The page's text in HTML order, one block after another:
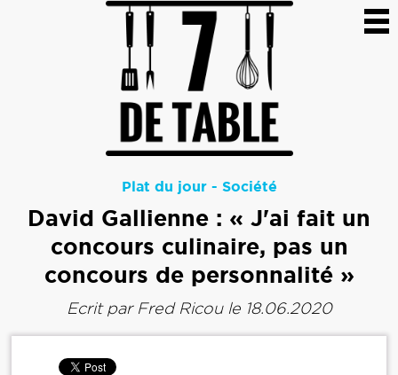
Plat du jour- Société
David Gallienne : « J'ai fait un
concours culinaire, pas un
concours de personnalité »
Ecrit par Fred Ricoule 18.06.2020